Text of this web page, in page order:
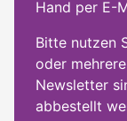
Hand per E-
Bitte nutzen
oder
Newsletter
abbestellt